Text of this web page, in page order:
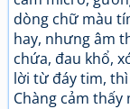
dòng chữ màu
hay, nhưng âm
chứa, đau khổ,
lời từ đáy tim,
Chàng cảm